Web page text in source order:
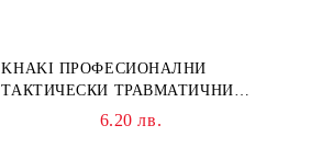
KHAKI ПРОФЕСИОНАЛНИ
ТАКТИЧЕСКИ ТРАВМАТИЧНИ
НОЖИЦИ НОЖИЦА
6.20 лв.